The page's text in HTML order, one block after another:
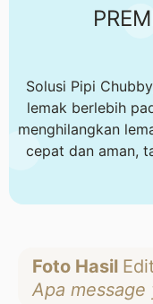
Solusi Pipi
lemak berlebih
menghilangkan
cepat dan aman,
Foto Hasil
Apa message